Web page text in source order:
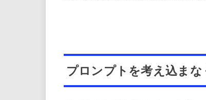
プロンプトを考え込ま